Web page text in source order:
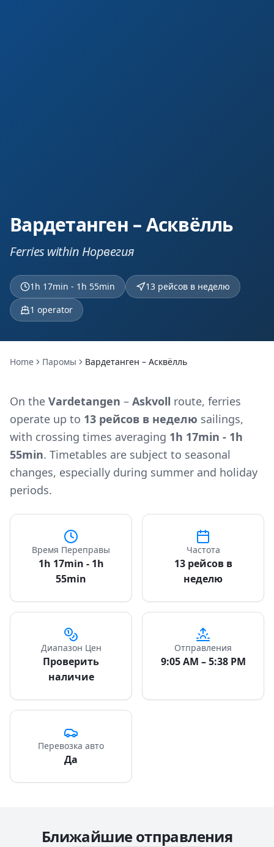
Вардетанген – Асквёлль
Ferries within Норвегия
1h 17min - 1h 55min
13 рейсов в неделю
1 operator
Home Паромы Вардетанген – Асквёлль
On the Vardetangen – Askvoll route, ferries
operate up to 13 рейсов в неделю sailings,
with crossing times averaging 1h 17min - 1h
55min. Timetables are subject to seasonal
changes, especially during summer and holiday
periods.
Время Переправы
1h 17min - 1h
55min
Частота
13 рейсов в
неделю
Диапазон Цен
Проверить
наличие
Отправления
9:05 AM – 5:38 PM
Перевозка авто
Да
Ближайшие отправления